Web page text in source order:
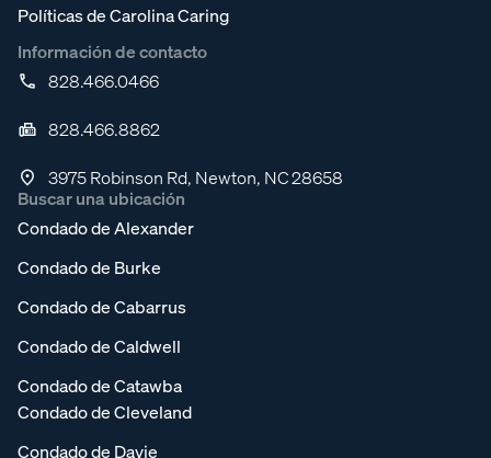
Políticas de Carolina Caring
Información de contacto
828.466.0466
828.466.8862
3975 Robinson Rd, Newton, NC 28658
Buscar una ubicación
Condado de Alexander
Condado de Burke
Condado de Cabarrus
Condado de Caldwell
Condado de Catawba
Condado de Cleveland
Condado de Davie